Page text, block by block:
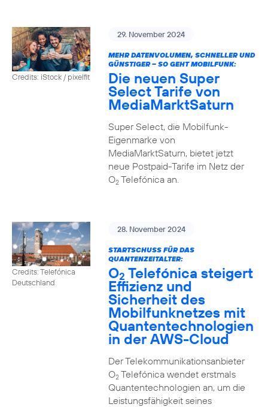
Credits: iStock / pixelfit
29. November 2024
MEHR DATENVOLUMEN, SCHNELLER UND
GÜNSTIGER – SO GEHT MOBILFUNK:
Die neuen Super
Select Tarife von
MediaMarktSaturn
Super Select, die Mobilfunk-
Eigenmarke von
MediaMarktSaturn, bietet jetzt
neue Postpaid-Tarife im Netz der
O2Telefónica an.
Credits: Telefónica
Deutschland
28. November 2024
STARTSCHUSS FÜR DAS
QUANTENZEITALTER:
O2 Telefónica steigert
Effizienz und
Sicherheit des
Mobilfunknetzes mit
Quantentechnologien
in der AWS-Cloud
Der Telekommunikationsanbieter
O2Telefónica wendet erstmals
Quantentechnologien an, um die
Leistungsfähigkeit seines